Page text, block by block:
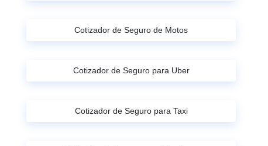
Cotizador de Seguro de Motos
Cotizador de Seguro para Uber
Cotizador de Seguro para Taxi